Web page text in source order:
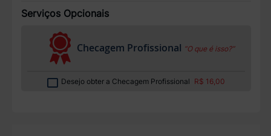
Serviços Opcionais
Checagem Profissional “O que é isso?”
Desejo obter a Checagem Profissional R$ 16,00